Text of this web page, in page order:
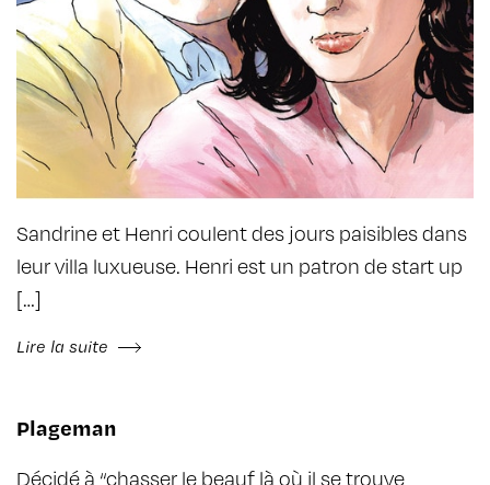
Sandrine et Henri coulent des jours paisibles dans
leur villa luxueuse. Henri est un patron de start up
[…]
Lire la suite
Plageman
Décidé à “chasser le beauf là où il se trouve